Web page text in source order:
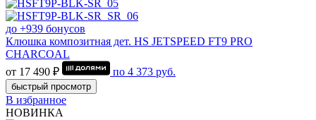
до +939 бонусов
Клюшка композитная дет. HS JETSPEED FT9 PRO
CHARCOAL
от 17 490 ₽
по 4 373 руб.
быстрый просмотр
В избранное
НОВИНКА